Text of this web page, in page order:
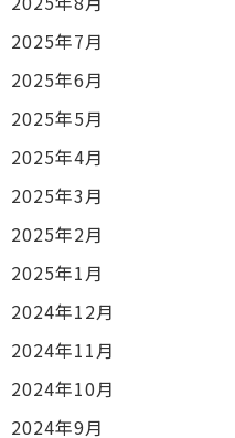
2025年7月
2025年6月
2025年5月
2025年4月
2025年3月
2025年2月
2025年1月
2024年12月
2024年11月
2024年10月
2024年9月